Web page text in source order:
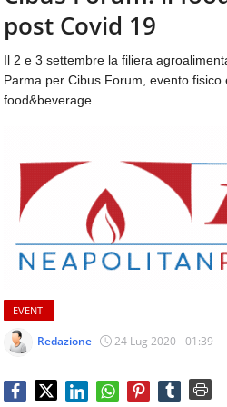
aggiornamenti
quotidiani
temi
come
ospitalità,
&
beverage,
catering
e
quotidiani
mondo
dell'alimentazione,
dei
consumi
CONTATTI
post Covid 19
Il 2 e 3 settembre la filiera
Parma per Cibus Forum, evento fisico
food&beverage.
EVENTI
Redazione 24 Lug 2020 - 01:39